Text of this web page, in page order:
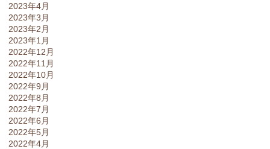
2023年4月
2023年3月
2023年2月
2023年1月
2022年12月
2022年11月
2022年10月
2022年9月
2022年8月
2022年7月
2022年6月
2022年5月
2022年4月